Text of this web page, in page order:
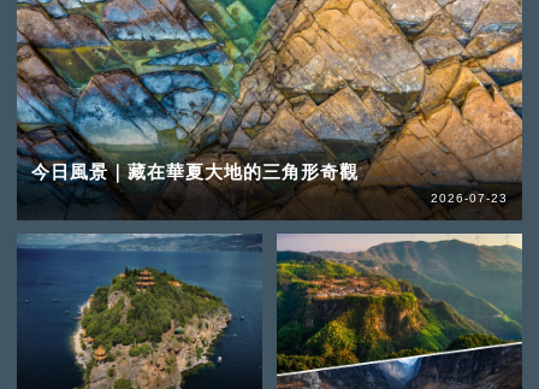
今日風景｜藏在華夏大地的三角形奇觀
2026-07-23